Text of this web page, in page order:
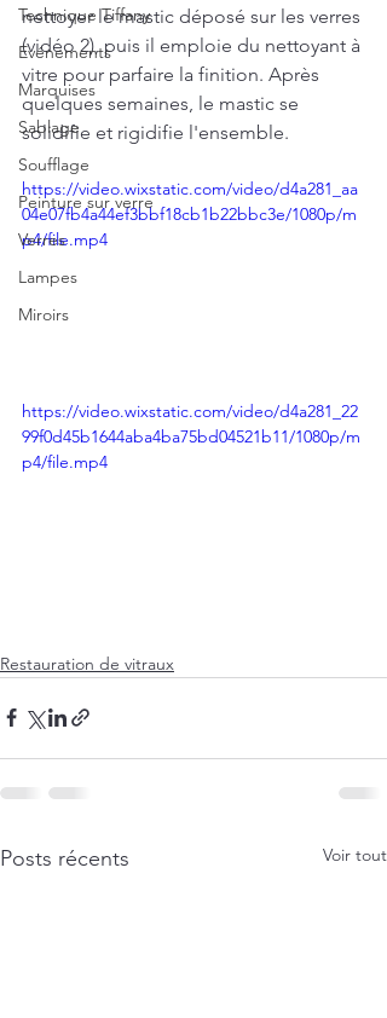
Technique Tiffany
Evénements
Marquises
Sablage
Soufflage
Peinture sur verre
Verres
Lampes
Miroirs
nettoyer le mastic déposé sur les verres
(vidéo 2), puis il emploie du nettoyant à
vitre pour parfaire la finition. Après
quelques semaines, le mastic se
solidifie et rigidifie l'ensemble.
https://video.wixstatic.com/video/d4a281_aa
04e07fb4a44ef3bbf18cb1b22bbc3e/1080p/m
p4/file.mp4
https://video.wixstatic.com/video/d4a281_22
99f0d45b1644aba4ba75bd04521b11/1080p/m
p4/file.mp4
Restauration de vitraux
Posts récents Voir tout